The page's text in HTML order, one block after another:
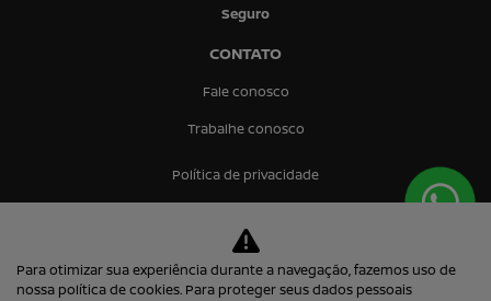
Seguro
CONTATO
Fale conosco
Trabalhe conosco
Política de privacidade
Prima Via Comercio de Veiculos Ltda.
13.253.884/0001-38
Para otimizar sua experiência durante a navegação, fazemos uso de
nossa política de cookies. Para proteger seus dados pessoais